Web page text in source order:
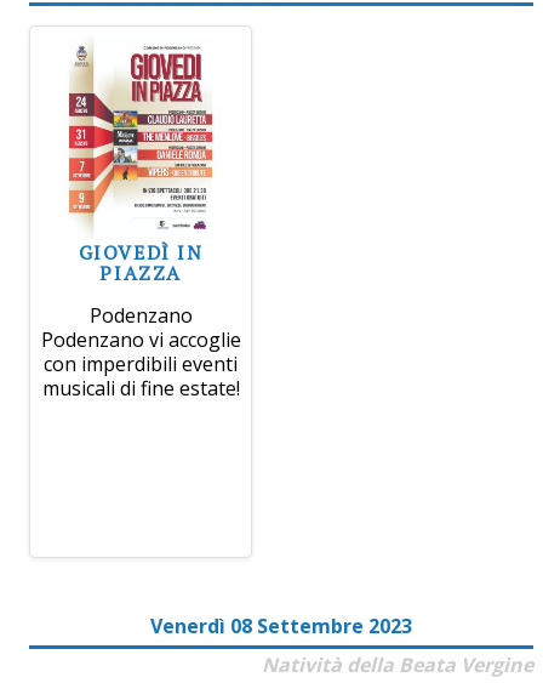
GIOVEDÌ IN
PIAZZA
Podenzano
Podenzano vi accoglie
con imperdibili eventi
musicali di fine estate!
Venerdì 08 Settembre 2023
Natività della Beata Vergine